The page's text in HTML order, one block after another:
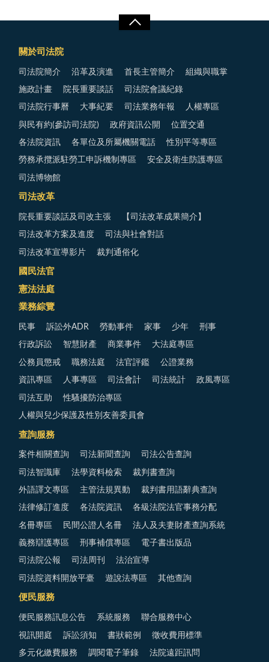
關於司法院
司法院簡介 沿革及演進 首長主管簡介 組織與職掌
施政計畫 院長重要談話 司法院會議紀錄
司法院行事曆 大事紀要 司法業務年報 人權專區
與民有約(參訪司法院) 政府資訊公開 位置交通
各法院資訊 各單位及所屬機關電話 性別平等專區
勞務承攬派駐勞工申訴機制專區 安全及衛生防護專區
司法博物館
司法改革
院長重要談話及司改主張 【司法改革成果簡介】
司法改革方案及進度 司法與社會對話
司法改革宣導影片 裁判通俗化
國民法官
憲法法庭
業務綜覽
民事 訴訟外ADR 勞動事件 家事 少年 刑事
行政訴訟 智慧財產 商業事件 大法庭專區
公務員懲戒 職務法庭 法官評鑑 公證業務
資訊專區 人事專區 司法會計 司法統計 政風專區
司法互助 性騷擾防治專區
人權與兒少保護及性別友善委員會
查詢服務
案件相關查詢 司法新聞查詢 司法公告查詢
司法智識庫 法學資料檢索 裁判書查詢
外語譯文專區 主管法規異動 裁判書用語辭典查詢
法律修訂進度 各法院資訊 各級法院法官事務分配
名冊專區 民間公證人名冊 法人及夫妻財產查詢系統
義務辯護專區 刑事補償專區 電子書出版品
司法院公報 司法周刊 法治宣導
司法院資料開放平臺 遊說法專區 其他查詢
便民服務
便民服務訊息公告 系統服務 聯合服務中心
視訊開庭 訴訟須知 書狀範例 徵收費用標準
多元化繳費服務 調閱電子筆錄 法院遠距訊問